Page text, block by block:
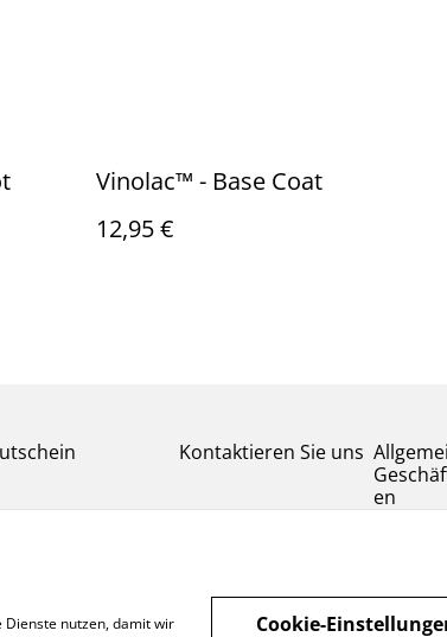
Vinolac™️ - Base Coat
12,95 €
Kontaktieren Sie uns
en
Dienste nutzen, damit wir
Cookie-